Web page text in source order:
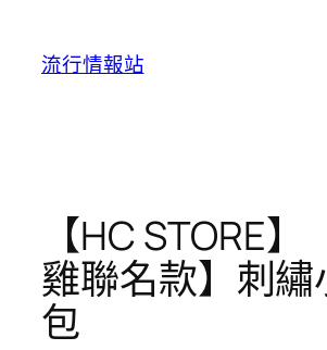
流行情報站
【HC STORE
雞聯名款】刺繡
包